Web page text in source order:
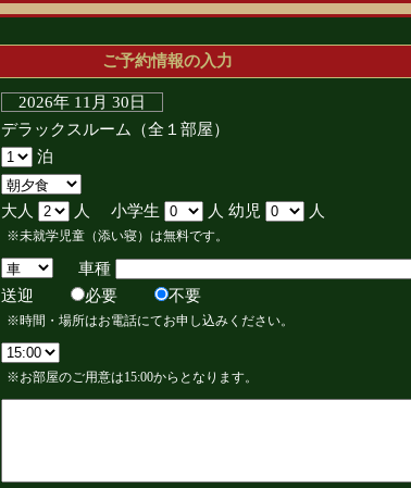
ご予約情報の入力
2026年 11月 30日
デラックスルーム（全１部屋）
泊
大人 人 小学生 人 幼児 人
※未就学児童（添い寝）は無料です。
車種
送迎
必要 不要
※時間・場所はお電話にてお申し込みください。
※お部屋のご用意は15:00からとなります。